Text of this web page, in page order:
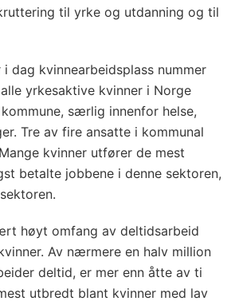
til yrke og utdanning og til
dag kvinnearbeidsplass nummer
yrkesaktive kvinner i Norge
særlig innenfor helse,
Tre av fire ansatte i kommunal
kvinner utfører de mest
betalte jobbene i denne sektoren,
høyt omfang av deltidsarbeid
Av nærmere en halv million
deltid, er mer enn åtte av ti
utbredt blant kvinner med lav